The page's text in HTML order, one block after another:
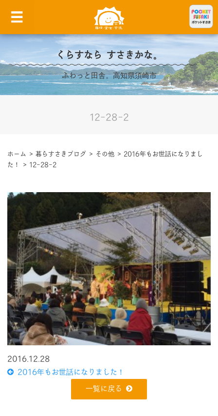
くらすなら すさきかな。
ふわっと田舎。高知県須崎市
12-28-2
ホーム > 暮らすさきブログ > その他 > 2016年もお世話になりまし
た！
> 12-28-2
2016.12.28
2016年もお世話になりました！
一覧に戻る